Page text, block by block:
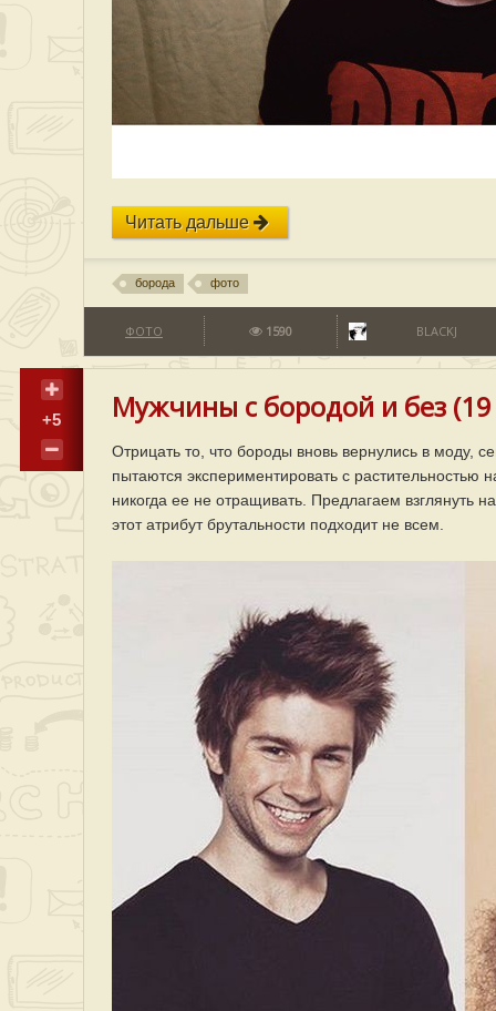
Читать дальше
борода фото
ФОТО 1590 BLACKJ
+5 Мужчины с бородой и без
Отрицать то, что бороды вновь вернулись в моду,
пытаются экспериментировать с растительностью
никогда ее не отращивать. Предлагаем взглянуть
этот атрибут брутальности подходит не всем.